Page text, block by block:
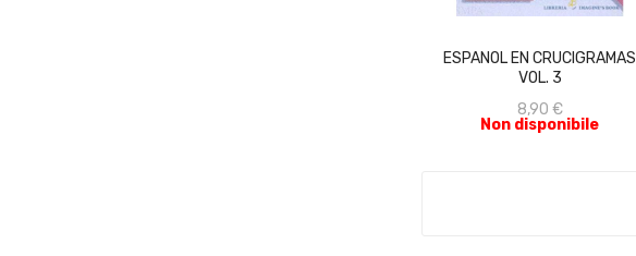
ESPANOL EN CRUCIGRAMAS
VOL. 3
8,90 €
Non disponibile
ACQUISTA